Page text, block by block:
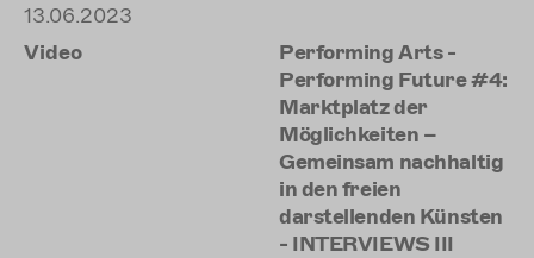
Zustimmen
13.06.2023
Video
Performing Arts -
Performing Future #4:
Marktplatz der
Möglichkeiten –
Gemeinsam nachhaltig
in den freien
darstellenden Künsten
- INTERVIEWS III